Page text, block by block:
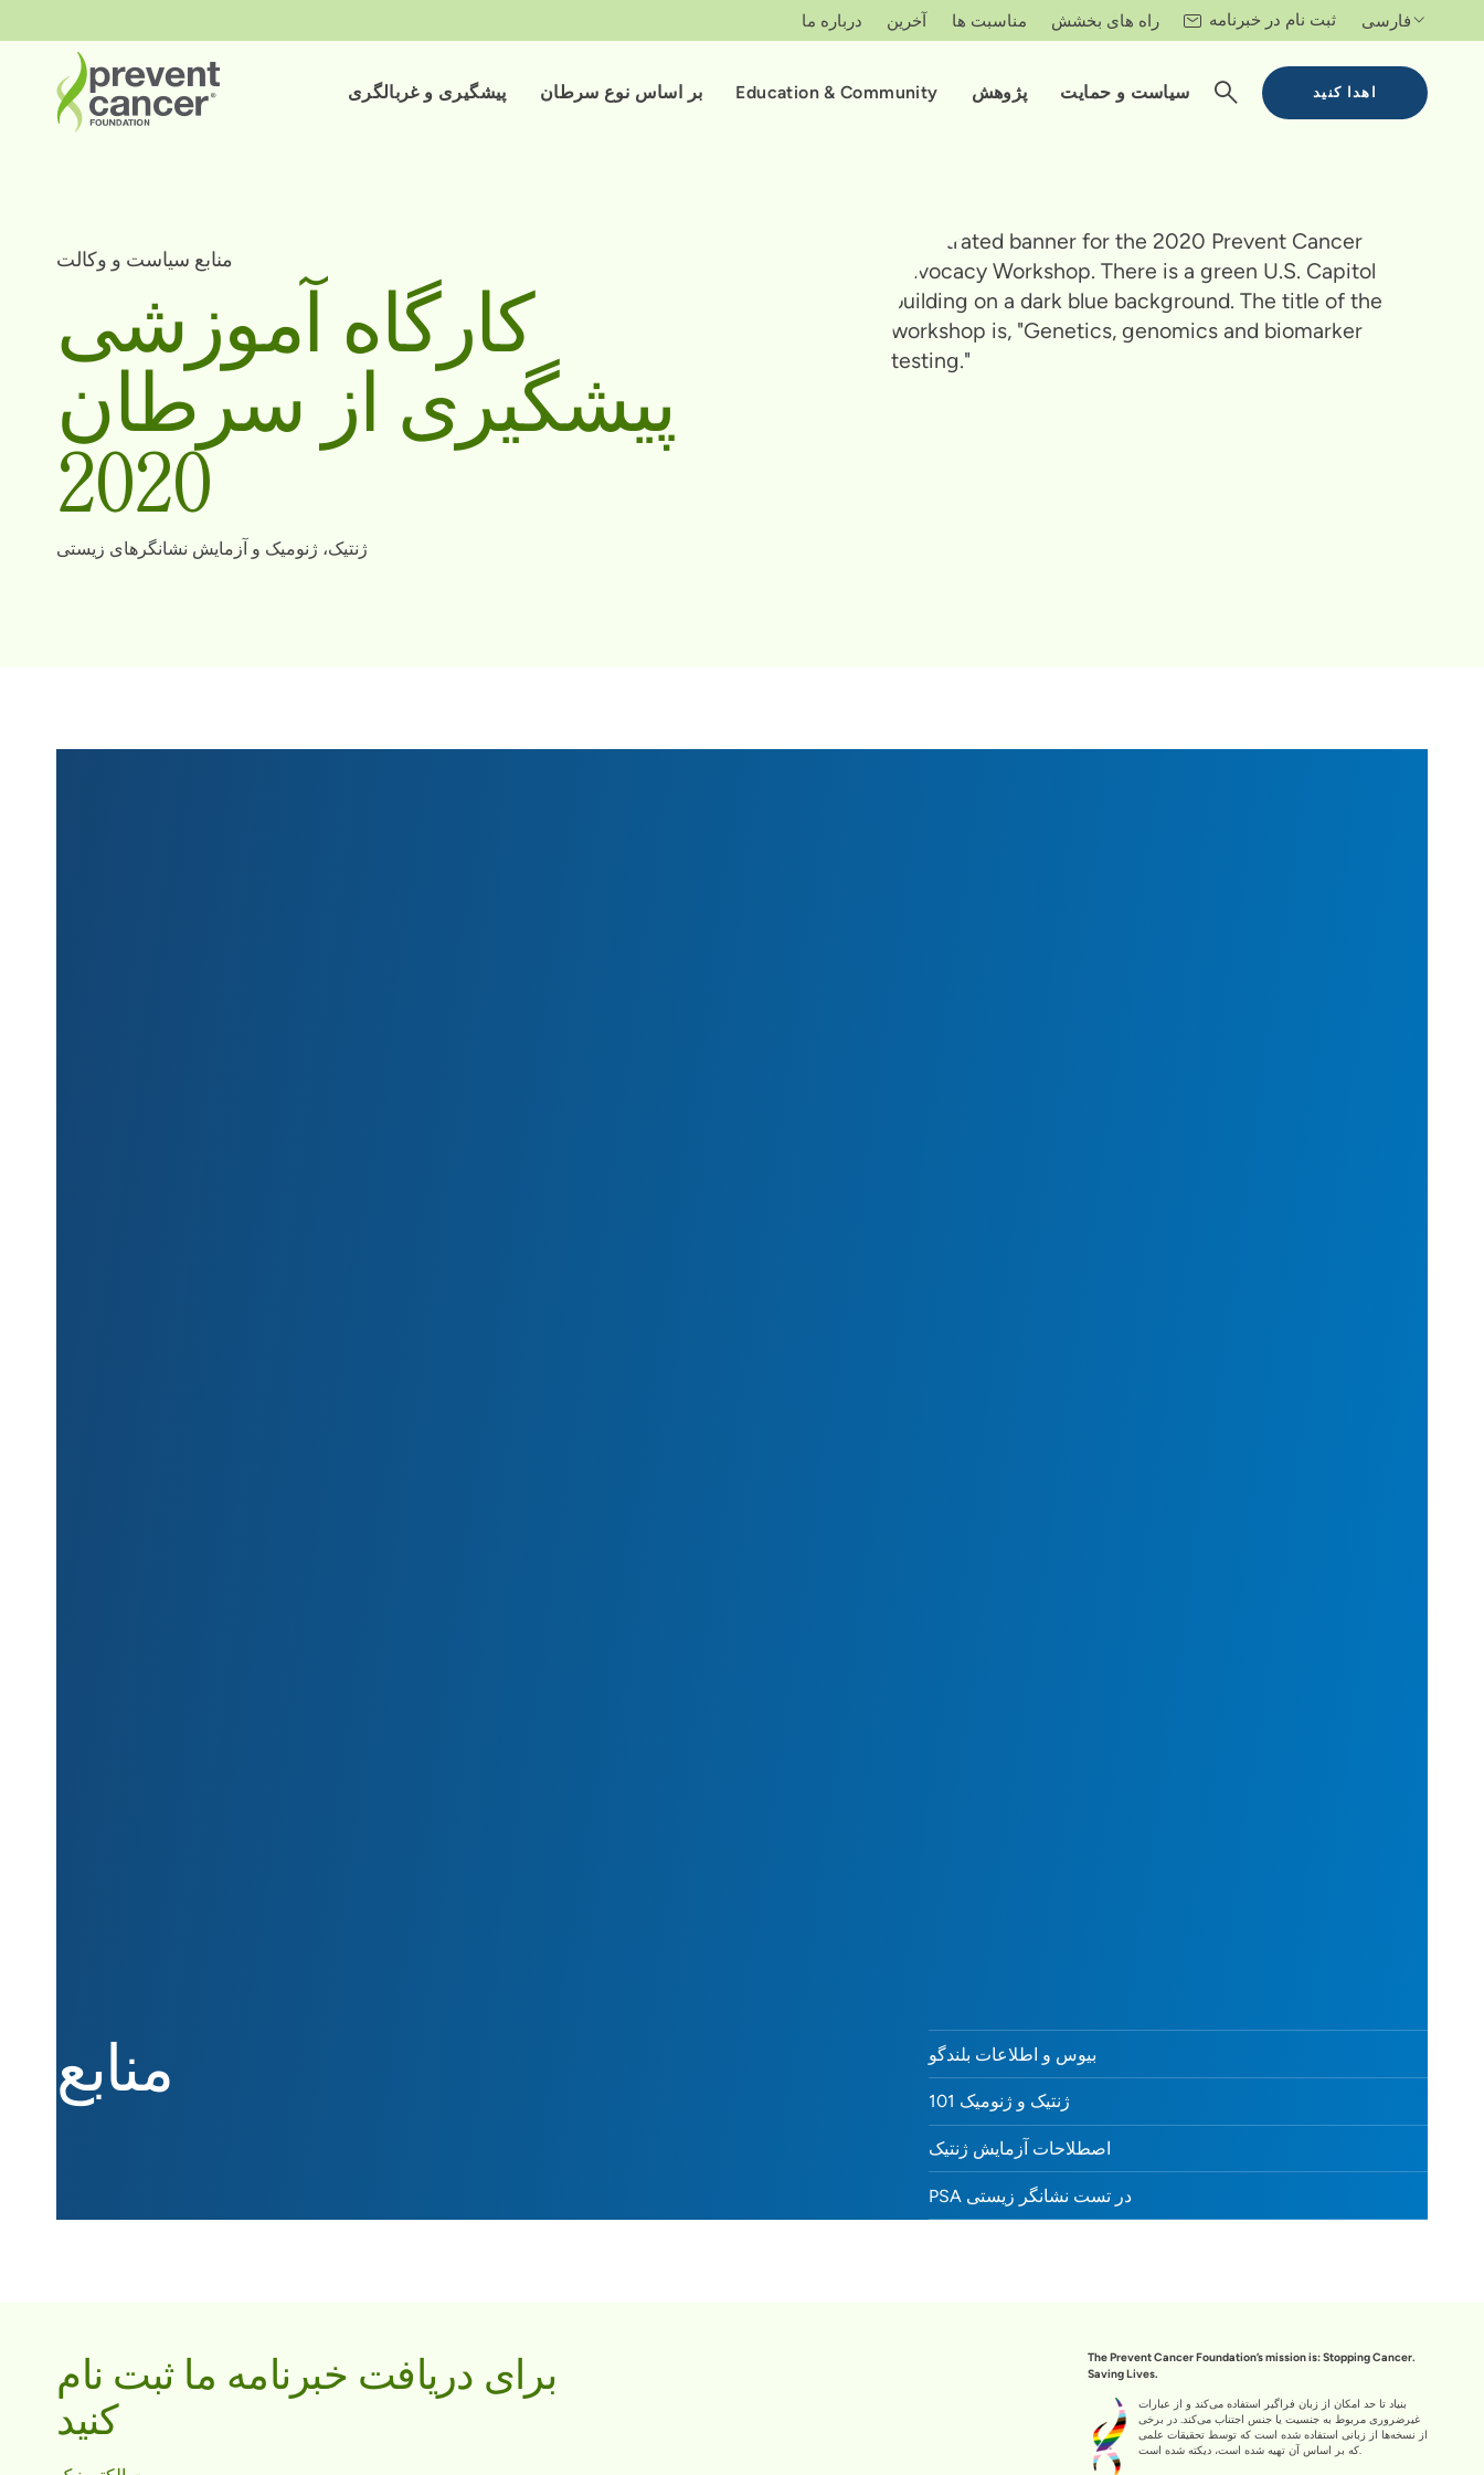
اهدا کنید پیشگیری و غربالگری بر اساس نوع سرطان Education & Community پژوهش سیاست و حمایت
درباره ما آخرین مناسبت ها راه های بخشش ثبت نام در خبرنامه فارسی
منابع سیاست و وکالت
کارگاه آموزشی
پیشگیری از سرطان
2020
ژنتیک، ژنومیک و آزمایش نشانگرهای زیستی
منابع بیوس و اطلاعات بلندگو
ژنتیک و ژنومیک 101
اصطلاحات آزمایش ژنتیک
PSA در تست نشانگر زیستی
برای دریافت خبرنامه ما ثبت نام
کنید
The Prevent Cancer Foundation’s mission is: Stopping Cancer.
Saving Lives.
بنیاد تا حد امکان از زبان فراگیر استفاده می‌کند و از عبارات
غیرضروری مربوط به جنسیت یا جنس اجتناب می‌کند. در برخی
از نسخه‌ها از زبانی استفاده شده است که توسط تحقیقات علمی
که بر اساس آن تهیه شده است، دیکته شده است.